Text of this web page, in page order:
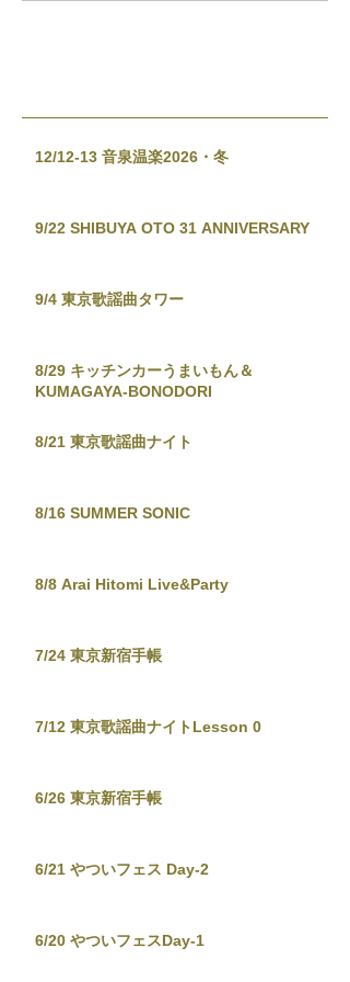
12/12-13 音泉温楽2026・冬
9/22 SHIBUYA OTO 31 ANNIVERSARY
9/4 東京歌謡曲タワー
8/29 キッチンカーうまいもん＆
KUMAGAYA-BONODORI
8/21 東京歌謡曲ナイト
8/16 SUMMER SONIC
8/8 Arai Hitomi Live&Party
7/24 東京新宿手帳
7/12 東京歌謡曲ナイトLesson 0
6/26 東京新宿手帳
6/21 やついフェス Day-2
6/20 やついフェスDay-1